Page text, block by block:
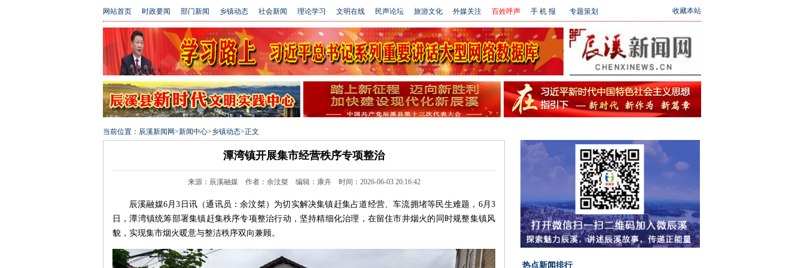
收藏本站
网站首页 时政要闻 部门新闻 乡镇动态 社会新闻 理论学习 文明在线 民声论坛 旅游文化 外媒关注 百姓呼声 手 机 报 专题策划
当前位置： 辰溪新闻网>新闻中心> 乡镇动态>正文
潭湾镇开展集市经营秩序专项整治
来源：辰溪融媒 作者：余汶桀 编辑：康卉 时间：2026-06-03 20:16:42
辰溪融媒6月3日讯（通讯员：余汶桀）为切实解决集镇赶集占道经营、车流拥堵等民生难题，6月3
日，潭湾镇统筹部署集镇赶集秩序专项整治行动，坚持精细化治理，在留住市井烟火的同时规整集镇风
貌，实现集市烟火暖意与整洁秩序双向兼顾。
热点新闻排行